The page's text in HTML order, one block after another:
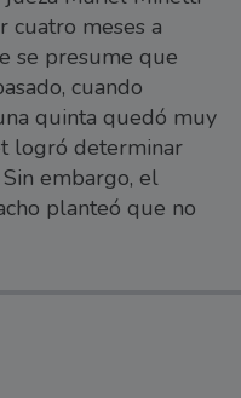
cuatro meses a
se presume que
cuando
quinta quedó muy
logró determinar
embargo, el
planteó que no